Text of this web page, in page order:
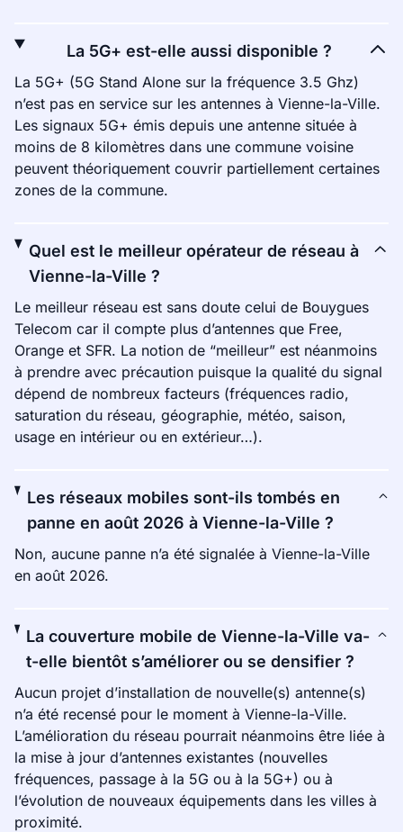
La 5G+ est-elle aussi disponible ?
La 5G+ (5G Stand Alone sur la fréquence 3.5 Ghz)
n’est pas en service sur les antennes à Vienne-la-Ville.
Les signaux 5G+ émis depuis une antenne située à
moins de 8 kilomètres dans une commune voisine
peuvent théoriquement couvrir partiellement certaines
zones de la commune.
Quel est le meilleur opérateur de réseau à
Vienne-la-Ville ?
Le meilleur réseau est sans doute celui de Bouygues
Telecom car il compte plus d’antennes que Free,
Orange et SFR. La notion de “meilleur” est néanmoins
à prendre avec précaution puisque la qualité du signal
dépend de nombreux facteurs (fréquences radio,
saturation du réseau, géographie, météo, saison,
usage en intérieur ou en extérieur…).
Les réseaux mobiles sont-ils tombés en
panne en août 2026 à Vienne-la-Ville ?
Non, aucune panne n’a été signalée à Vienne-la-Ville
en août 2026.
La couverture mobile de Vienne-la-Ville va-
t-elle bientôt s’améliorer ou se densifier ?
Aucun projet d’installation de nouvelle(s) antenne(s)
n’a été recensé pour le moment à Vienne-la-Ville.
L’amélioration du réseau pourrait néanmoins être liée à
la mise à jour d’antennes existantes (nouvelles
fréquences, passage à la 5G ou à la 5G+) ou à
l’évolution de nouveaux équipements dans les villes à
proximité.